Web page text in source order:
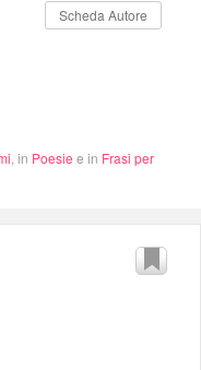
Scheda Autore
, in Poesie e in Frasi per